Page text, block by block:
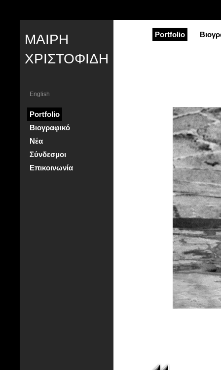
ΜΑΙΡΗ
ΧΡΙΣΤΟΦΙΔΗ
English
Portfolio
Βιογραφικό
Νέα
Σύνδεσμοι
Επικοινωνία
Portfolio